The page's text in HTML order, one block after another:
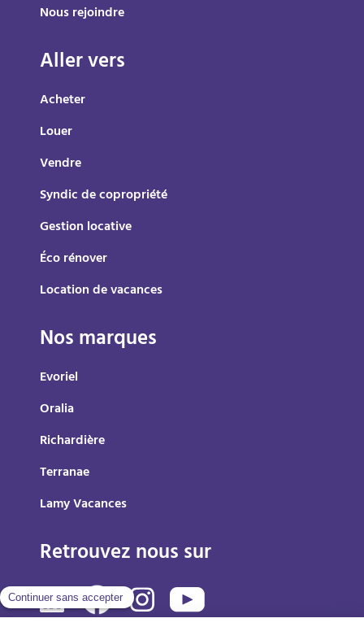
Nous rejoindre
Aller vers
Acheter
Louer
Vendre
Syndic de copropriété
Gestion locative
Éco rénover
Location de vacances
Nos marques
Evoriel
Oralia
Richardière
Terranae
Lamy Vacances
Retrouvez nous sur